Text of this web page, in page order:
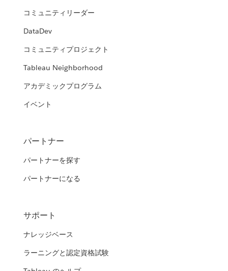
コミュニティリーダー
DataDev
コミュニティプロジェクト
Tableau Neighborhood
アカデミックプログラム
イベント
パートナー
パートナーを探す
パートナーになる
サポート
ナレッジベース
ラーニングと認定資格試験